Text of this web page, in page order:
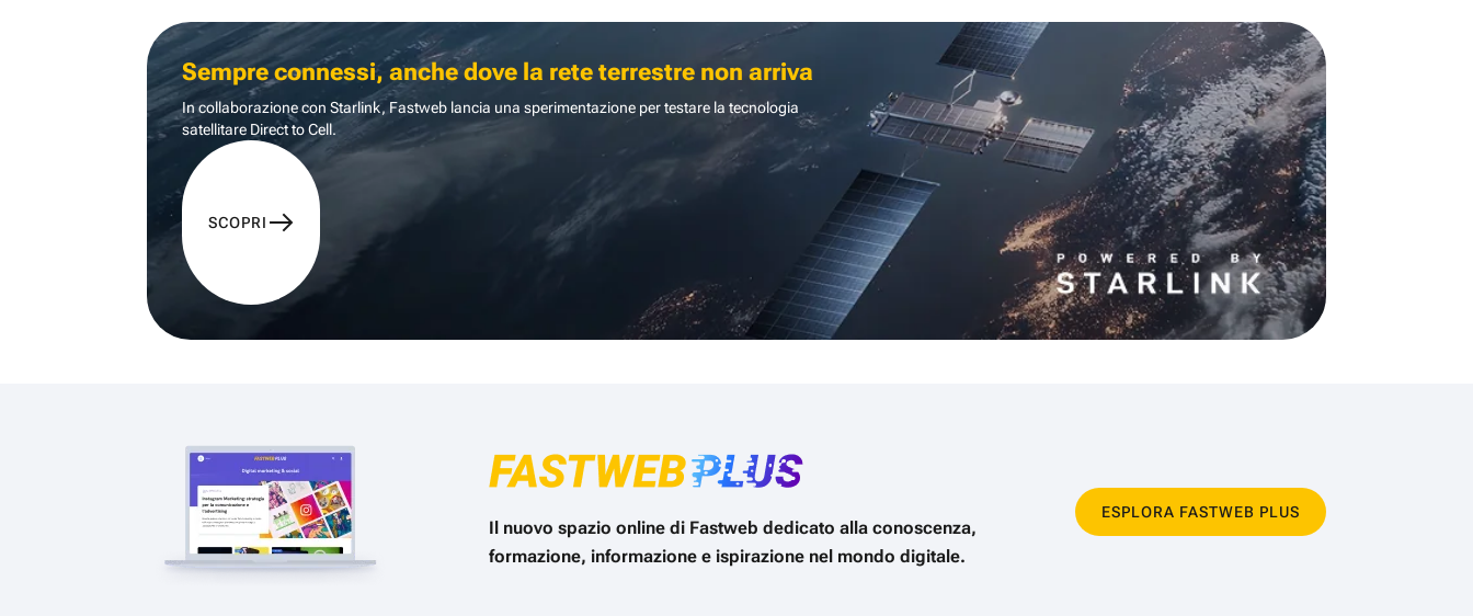
Sempre connessi, anche dove la rete terrestre non arriva
In collaborazione con Starlink, Fastweb lancia una sperimentazione per testare la tecnologia
satellitare Direct to Cell.
SCOPRI
Il nuovo spazio online di Fastweb dedicato alla conoscenza,
formazione, informazione e ispirazione nel mondo digitale.
ESPLORA FASTWEB PLUS